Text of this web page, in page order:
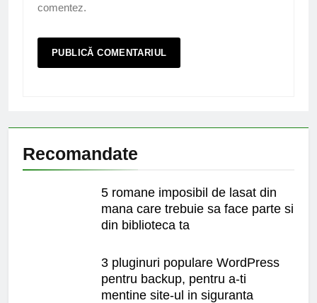
comentez.
Recomandate
5 romane imposibil de lasat din
mana care trebuie sa face parte si
din biblioteca ta
3 pluginuri populare WordPress
pentru backup, pentru a-ti
mentine site-ul in siguranta